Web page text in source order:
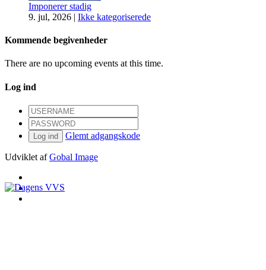
Imponerer stadig
9. jul, 2026 | Ikke kategoriserede
Kommende begivenheder
There are no upcoming events at this time.
Log ind
Log ind Glemt adgangskode
Udviklet afGobal Image